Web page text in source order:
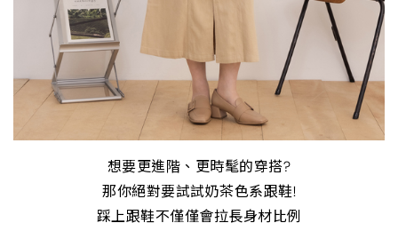
想要更進階、更時髦的穿搭?
那你絕對要試試奶茶色系跟鞋!
踩上跟鞋不僅僅會拉長身材比例